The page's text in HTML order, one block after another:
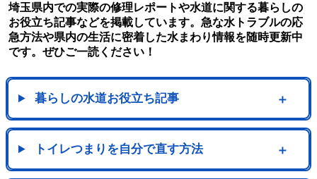
埼玉県内での実際の修理レポートや水道に関する暮らしの
お役立ち記事などを掲載しています。急な水トラブルの応
急方法や県内の生活に密着した水まわり情報を随時更新中
です。ぜひご一読ください！
暮らしの水道お役立ち記事 ＋
トイレつまりを自分で直す方法 ＋